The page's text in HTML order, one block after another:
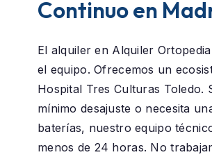
Continuo en
El alquiler en Alquiler
el equipo. Ofrecemos un
Hospital Tres Culturas Toledo.
mínimo desajuste o necesita
baterías, nuestro equipo
menos de 24 horas. No